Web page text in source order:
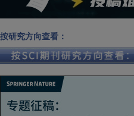
按研究方向查看：